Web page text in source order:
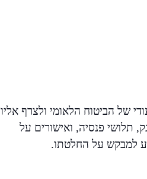
של הביטוח הלאומי ולצרף אליו
תלושי פנסיה, ואישורים על
למבקש על החלטתו.